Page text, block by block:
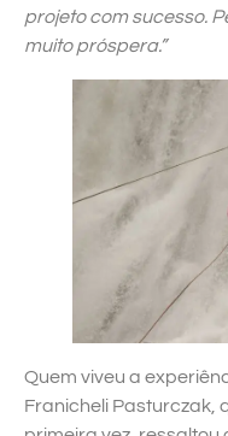
projeto com sucesso.
muito próspera.”
Quem viveu a
Franicheli Pasturczak,